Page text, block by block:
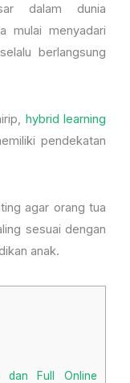
dalam dunia
mulai menyadari
berlangsung
hybrid learning
pendekatan
agar orang tua
sesuai dengan
anak.
dan Full Online